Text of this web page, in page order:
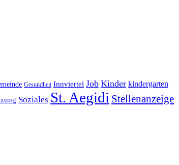
Gesundheit Innviertel Job Kinder kindergarten
Soziales St. Aegidi Stellenanzeige